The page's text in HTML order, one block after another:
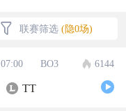
联赛筛选 (隐0场)
07:00 BO3 6144
TT